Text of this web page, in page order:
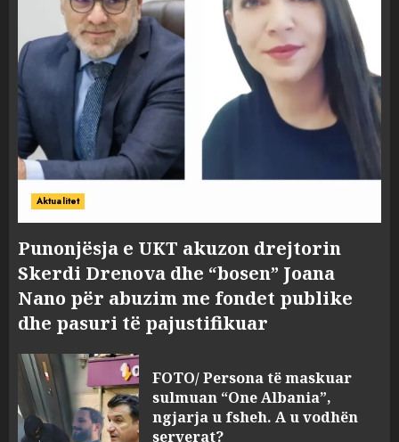
Aktualitet
Punonjësja e UKT akuzon drejtorin
Skerdi Drenova dhe “bosen” Joana
Nano për abuzim me fondet publike
dhe pasuri të pajustifikuar
FOTO/ Persona të maskuar
sulmuan “One Albania”,
ngjarja u fsheh. A u vodhën
serverat?